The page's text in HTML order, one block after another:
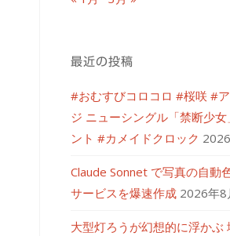
最近の投稿
#おむすびコロコロ #桜咲 #
ジ ニューシングル「禁断少
ント #カメイドクロック
Claude Sonnet で写真の自動
サービスを爆速作成 2026年8
大型灯ろうが幻想的に浮かぶ